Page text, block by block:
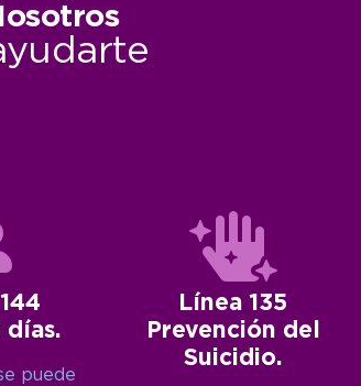
días.
puede
Línea 135
Prevención del
Suicidio.